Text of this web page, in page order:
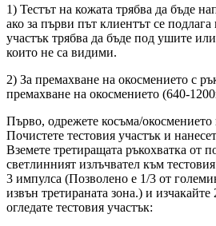
1) Тестът на кожата трябва да бъде
ако за първи път клиентът се
участък трябва да бъде под ушите
които не са видими.
2) За премахване на окосмението с
премахване на окосмението (640-
Първо, одрежете косъма/окосмението
Почистете тестовия участък и
Вземете третиращата ръкохватка от
светлинният излъчвател към
3 импулса (Позволено е 1/3 от
извън третираната зона.) и
огледате тестовия участък: